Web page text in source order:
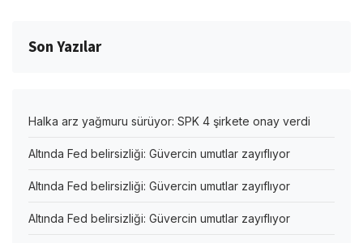
Son Yazılar
Halka arz yağmuru sürüyor: SPK 4 şirkete onay verdi
Altında Fed belirsizliği: Güvercin umutlar zayıflıyor
Altında Fed belirsizliği: Güvercin umutlar zayıflıyor
Altında Fed belirsizliği: Güvercin umutlar zayıflıyor